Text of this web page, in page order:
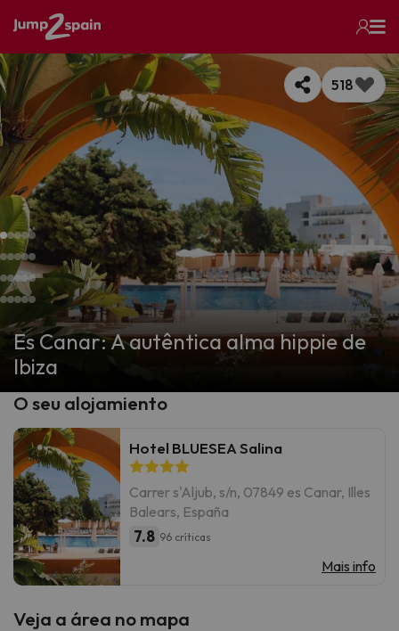
518
Es Canar: A autêntica alma hippie de
Ibiza
O seu alojamiento
Hotel BLUESEA Salina
Carrer s'Aljub, s/n, 07849 es Canar, Illes
Balears, España
7.8 96 críticas
Mais info
Veja a área no mapa